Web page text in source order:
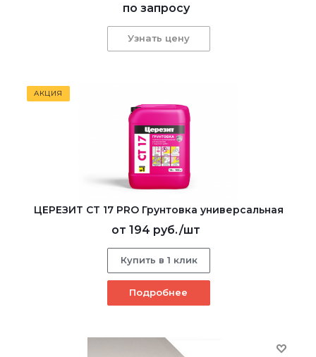
по запросу
Узнать цену
АКЦИЯ
ЦЕРЕЗИТ CT 17 PRO Грунтовка универсальная
от 194 руб./шт
Купить в 1 клик
Подробнее